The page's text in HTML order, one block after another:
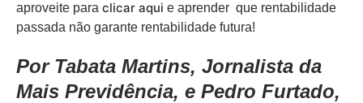
aproveite para clicar aqui e aprender que rentabilidade
passada não garante rentabilidade futura!
Por Tabata Martins, Jornalista da
Mais Previdência, e Pedro Furtado,